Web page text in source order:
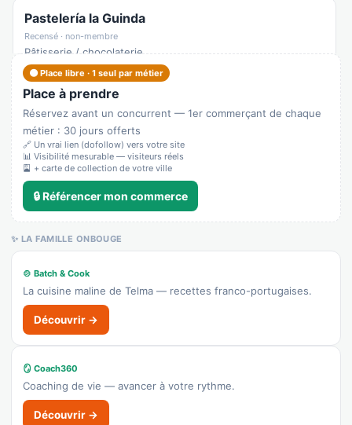
Pastelería la Guinda
Recensé · non-membre
Pâtisserie / chocolaterie
Afficher le n°
🌐 Voir le site
👉 C'est votre commerce ?
Frutería Paqui
Recensé · non-membre
Primeur
Supeco
Recensé · non-membre
Supermarché
🌐 Voir le site
Valhondo Automoción
Recensé · non-membre
🟠 Place libre · 1 seul par métier
Place à prendre
Réservez avant un concurrent — 1er commerçant de chaque
métier : 30 jours offerts
🔗 Un vrai lien (dofollow) vers votre site
📊 Visibilité mesurable — visiteurs réels
🎴 + carte de collection de votre ville
🔒 Référencer mon commerce
✨ LA FAMILLE ONBOUGE
🍲 Batch & Cook
La cuisine maline de Telma — recettes franco-portugaises.
Découvrir →
🪞 Coach360
Coaching de vie — avancer à votre rythme.
Découvrir →